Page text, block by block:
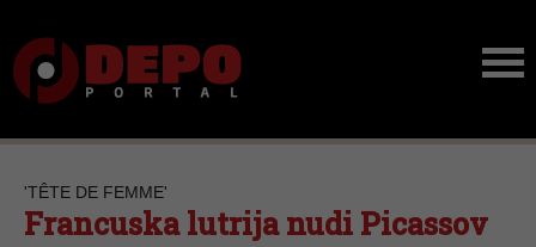
'TÊTE DE FEMME'
Francuska lutrija nudi Picassov